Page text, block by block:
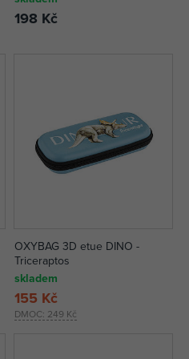
198 Kč
OXYBAG 3D etue DINO -
Triceraptos
skladem
DMOC: 249 Kč
155 Kč